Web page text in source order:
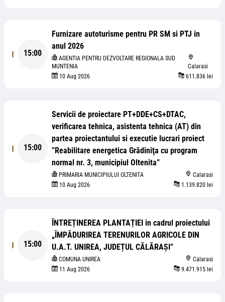
15:00
Furnizare autoturisme pentru PR SM si PTJ in
anul 2026
AGENTIA PENTRU DEZVOLTARE REGIONALA SUD
MUNTENIA
Calarasi
10 Aug 2026
611.836 lei
15:00
Servicii de proiectare PT+DDE+CS+DTAC,
verificarea tehnica, asistenta tehnica (AT) din
partea proiectantului si executie lucrari proiect
”Reabilitare energetica Grădiniţa cu program
normal nr. 3, municipiul Oltenita”
PRIMARIA MUNICIPIULUI OLTENITA
Calarasi
10 Aug 2026
1.139.820 lei
15:00
ÎNTREȚINEREA PLANTAȚIEI in cadrul proiectului
„ÎMPĂDURIREA TERENURILOR AGRICOLE DIN
U.A.T. UNIREA, JUDEȚUL CĂLĂRAȘI”
COMUNA UNIREA
Calarasi
11 Aug 2026
9.471.915 lei